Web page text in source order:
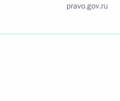
pravo.gov.ru